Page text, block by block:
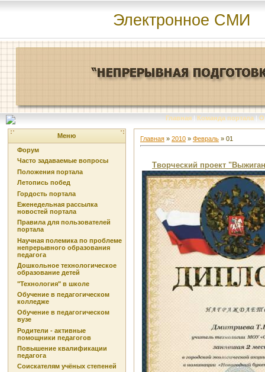
Электронное СМИ
Главная | Команда портала | О
Меню
Форум
Часто задаваемые вопросы
Положения портала
Летопись побед
Гордость портала
Еженедельная рассылка
новостей портала
Правила для пользователей
портала
Научная полемика по проблеме
непрерывного образования
педагога
Дошкольное технологическое
образование детей
"Технология" в школе
Обучение в педагогическом
колледже
Обучение в педагогическом
вузе
Родители - активные
помощники педагогов
Повышение квалификации
педагога
Соискателям учёных степеней
Главная » 2010 » Февраль » 01
Творческий проект